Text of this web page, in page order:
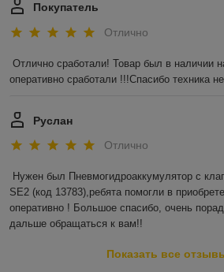
Покупатель
Отлично
Отлично сработали! Товар был в наличии
оперативно сработали !!!Спасибо техника
Руслан
Отлично
Нужен был Пневмогидроаккумулятор с
SE2 (код 13783),ребята помогли в
оперативно ! Большое спасибо, очень
дальше обращаться к вам!!
Показать все